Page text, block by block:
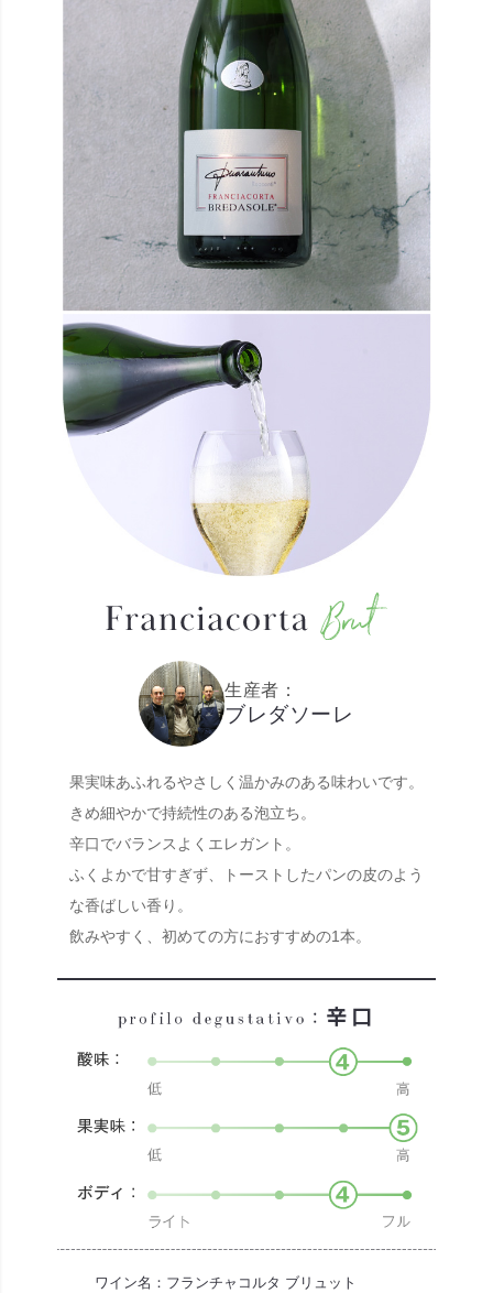
生産者：
ブレダソーレ
果実味あふれるやさしく温かみのある味わいです。
きめ細やかで持続性のある泡立ち。
辛口でバランスよくエレガント。
ふくよかで甘すぎず、トーストしたパンの皮のよう
な香ばしい香り。
飲みやすく、初めての方におすすめの1本。
ワイン名：フランチャコルタ ブリュット